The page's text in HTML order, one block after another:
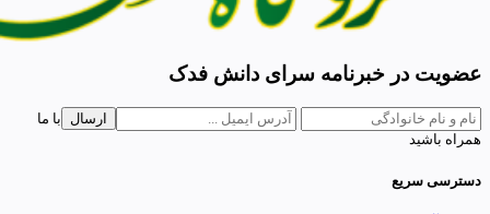
عضویت در خبرنامه سرای دانش فدک
ارسال
با ما
همراه باشید
دسترسی سریع